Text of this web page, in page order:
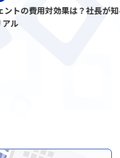
費用対効果は？社長が知るべ